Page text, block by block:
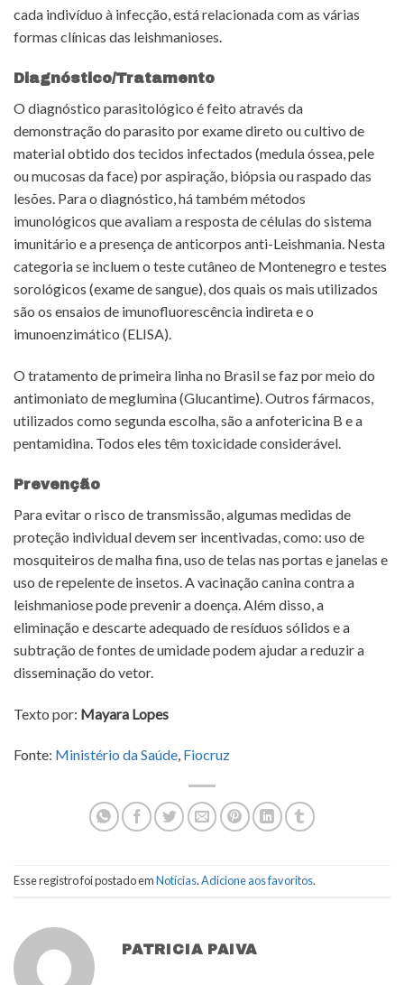
cada indivíduo à infecção, está relacionada com as várias
formas clínicas das leishmanioses.
Diagnóstico/Tratamento
O diagnóstico parasitológico é feito através da
demonstração do parasito por exame direto ou cultivo de
material obtido dos tecidos infectados (medula óssea, pele
ou mucosas da face) por aspiração, biópsia ou raspado das
lesões. Para o diagnóstico, há também métodos
imunológicos que avaliam a resposta de células do sistema
imunitário e a presença de anticorpos anti-Leishmania. Nesta
categoria se incluem o teste cutâneo de Montenegro e testes
sorológicos (exame de sangue), dos quais os mais utilizados
são os ensaios de imunofluorescência indireta e o
imunoenzimático (ELISA).
O tratamento de primeira linha no Brasil se faz por meio do
antimoniato de meglumina (Glucantime). Outros fármacos,
utilizados como segunda escolha, são a anfotericina B e a
pentamidina. Todos eles têm toxicidade considerável.
Prevenção
Para evitar o risco de transmissão, algumas medidas de
proteção individual devem ser incentivadas, como: uso de
mosquiteiros de malha fina, uso de telas nas portas e janelas e
uso de repelente de insetos. A vacinação canina contra a
leishmaniose pode prevenir a doença. Além disso, a
eliminação e descarte adequado de resíduos sólidos e a
subtração de fontes de umidade podem ajudar a reduzir a
disseminação do vetor.
Texto por: Mayara Lopes
Fonte: Ministério da Saúde, Fiocruz
Esse registro foi postado em Notícias.Adicione aos favoritos.
PATRICIA PAIVA